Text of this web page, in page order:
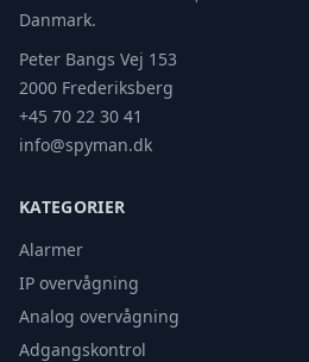
Danmark.
Peter Bangs Vej 153
2000 Frederiksberg
+45 70 22 30 41
info@spyman.dk
KATEGORIER
Alarmer
IP overvågning
Analog overvågning
Adgangskontrol